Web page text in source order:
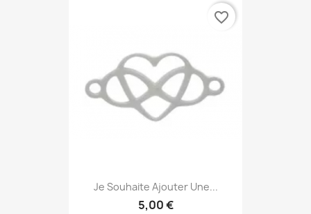
Je Souhaite Ajouter Une...
5,00 €
favorite_border